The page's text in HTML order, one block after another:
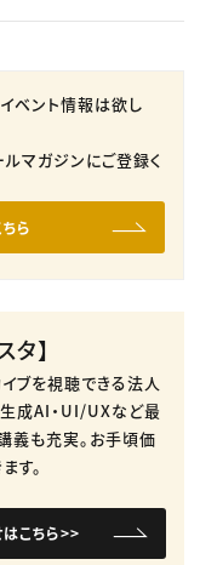
ベント情報は欲し
マガジンにご登録く
ら
】
ブを視聴できる法人
成AI・UI/UXなど最
義も充実。​お手頃価
す。​
はこちら>>